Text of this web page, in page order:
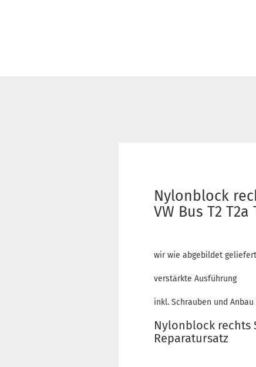
Nylonblock
VW Bus T2
wir wie abgebildet
verstärkte Ausführung
inkl. Schrauben und Anbau
Nylonblock rechts
Reparatursatz